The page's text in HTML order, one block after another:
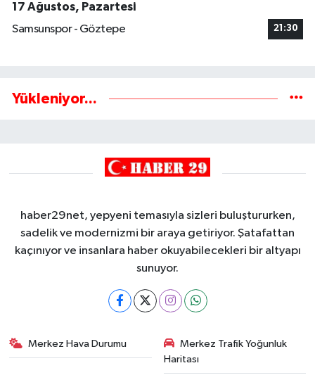
17 Ağustos, Pazartesi
Samsunspor - Göztepe
21:30
Yükleniyor...
haber29net, yepyeni temasıyla sizleri buluştururken,
sadelik ve modernizmi bir araya getiriyor. Şatafattan
kaçınıyor ve insanlara haber okuyabilecekleri bir altyapı
sunuyor.
Merkez Hava Durumu
Merkez Trafik Yoğunluk
Haritası